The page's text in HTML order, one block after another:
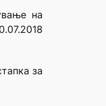
на
за